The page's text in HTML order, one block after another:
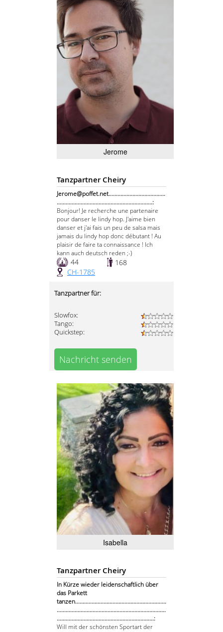
Jerome
Tanzpartner Cheiry
Jerome@poffet.net......................................
................................................................:
Bonjour! Je recherche une partenaire
pour danser le lindy hop. J'aime bien
danser et j'ai fais un peu de salsa mais
jamais du lindy hop donc débutant ! Au
plaisir de faire ta connaissance ! Ich
kann auch deutsch reden ;-)
44
168
CH-1785
Tanzpartner für:
Slowfox:
Tango:
Quickstep:
Nachricht senden
Isabella
Tanzpartner Cheiry
In Kürze wieder leidenschaftlich über
das Parkett
tanzen.............................................................
.........................................................................
.................................................................:
Will mit der schönsten Sportart der